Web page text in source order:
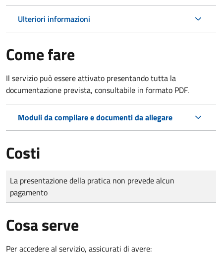
Ulteriori informazioni
Come fare
Il servizio può essere attivato presentando tutta la
documentazione prevista, consultabile in formato PDF.
Moduli da compilare e documenti da allegare
Costi
Tipo di pagamento
Importo
La presentazione della pratica non prevede alcun
pagamento
Cosa serve
Per accedere al servizio, assicurati di avere: